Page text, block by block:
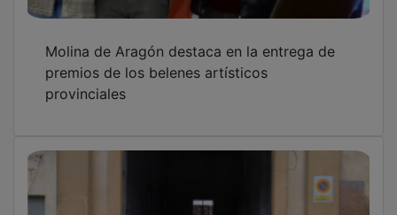
premios de los belenes artísticos
provinciales